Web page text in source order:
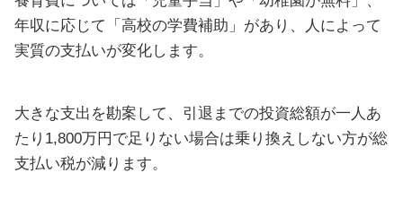
年収に応じて「高校の学費補助」があり、人によって
実質の支払いが変化します。
大きな支出を勘案して、引退までの投資総額が一人あ
たり1,800万円で足りない場合は乗り換えしない方が総
支払い税が減ります。